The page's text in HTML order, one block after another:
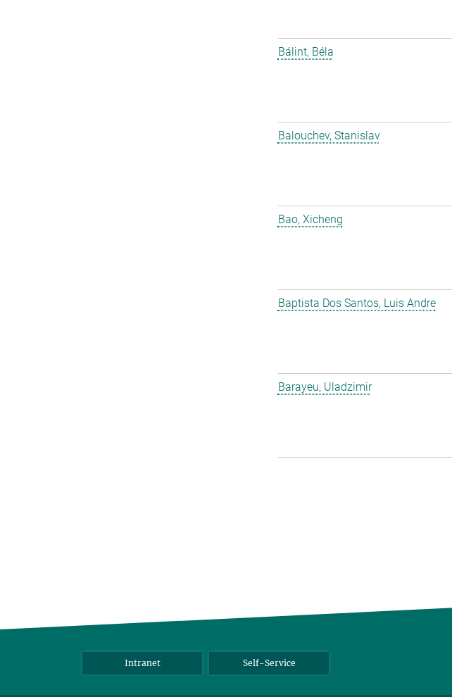
Bálint, Béla
Balouchev, Stanislav
Bao, Xicheng
Baptista Dos Santos, Luis Andre
Barayeu, Uladzimir
Intranet Self-Service